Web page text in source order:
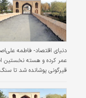
دنياي اقتصاد- فاطمه
عمر کرده و هسته نخستین
قیرگونی پوشانده شد تا
معتقدند؛ این روش به پل